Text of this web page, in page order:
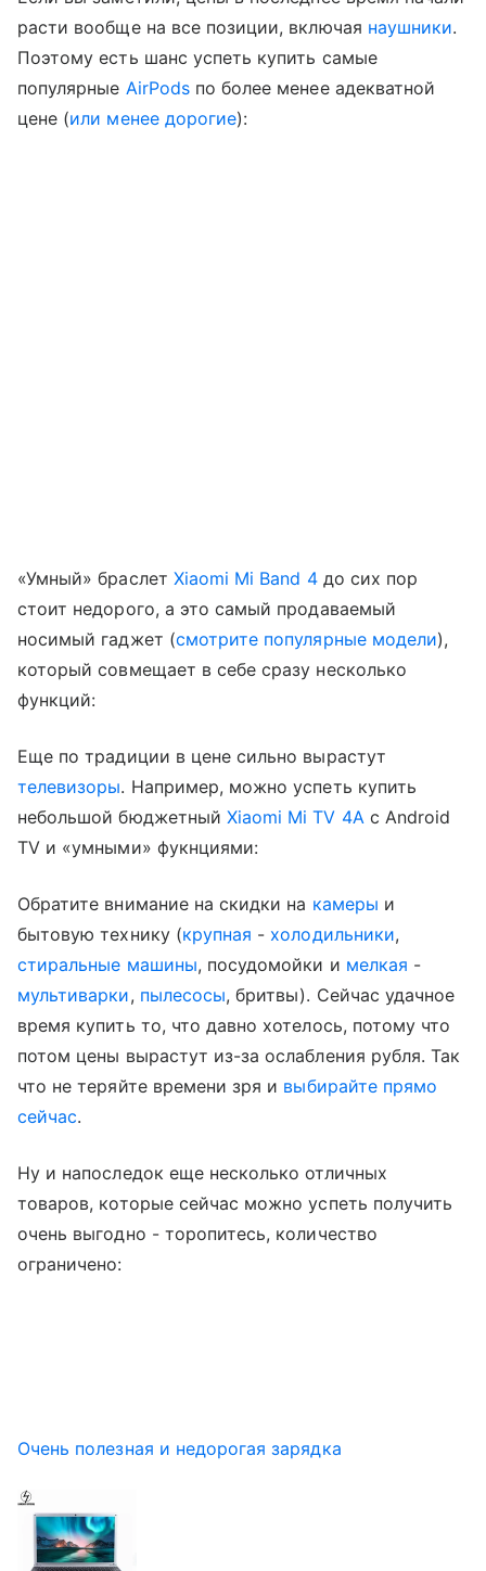
расти вообще на все позиции, включая наушники.
Поэтому есть шанс успеть купить самые
популярные AirPodsпо более менее адекватной
цене (или менее дорогие):
«Умный» браслет Xiaomi Mi Band 4до сих пор
стоит недорого, а это самый продаваемый
носимый гаджет (смотрите популярные модели),
который совмещает в себе сразу несколько
функций:
Еще по традиции в цене сильно вырастут
телевизоры. Например, можно успеть купить
небольшой бюджетный Xiaomi Mi TV 4Aс Android
TV и «умными» фукнциями:
Обратите внимание на скидки на камеры и
бытовую технику (крупная - холодильники,
стиральные машины, посудомойки и мелкая -
мультиварки, пылесосы, бритвы). Сейчас удачное
время купить то, что давно хотелось, потому что
потом цены вырастут из-за ослабления рубля. Так
что не теряйте времени зря и выбирайте прямо
сейчас.
Ну и напоследок еще несколько отличных
товаров, которые сейчас можно успеть получить
очень выгодно - торопитесь, количество
ограничено:
Очень полезная и недорогая зарядка